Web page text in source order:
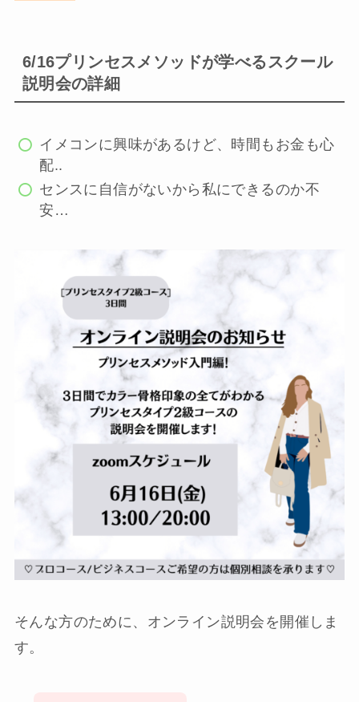
6/16プリンセスメソッドが学べるスクール
説明会の詳細
イメコンに興味があるけど、時間もお金も心
配..
センスに自信がないから私にできるのか不
安…
そんな方のために、オンライン説明会を開催しま
す。